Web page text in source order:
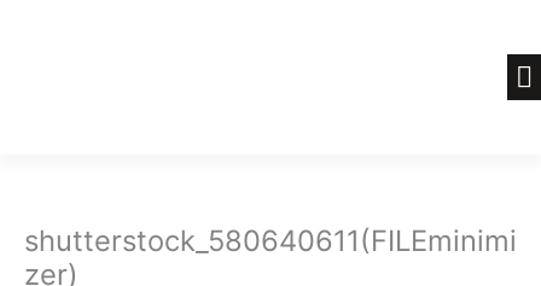
shutterstock_580640611(FILEminimi
zer)